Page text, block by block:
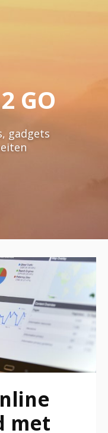
GO
gadgets
met